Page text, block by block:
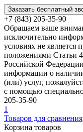
Заказать бесплатный
+7 (843) 205-35-90
Обращаем ваше
исключительно
условиях не является
положениями Статьи
Российской
информации о
(или) услуг,
с помощью
205-35-90
1
Товаров для сравнения
Корзина товаров